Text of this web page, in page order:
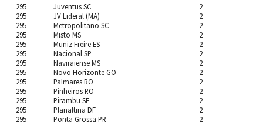
295
295
295
295
295
295
295
295
295
295
295
295
295
Juventus SC
JV Lideral (MA)
Metropolitano SC
Misto MS
Muniz Freire ES
Nacional SP
Naviraiense MS
Novo Horizonte GO
Palmares RO
Pinheiros RO
Pirambu SE
Planaltina DF
Ponta Grossa PR
2
2
2
2
2
2
2
2
2
2
2
2
2